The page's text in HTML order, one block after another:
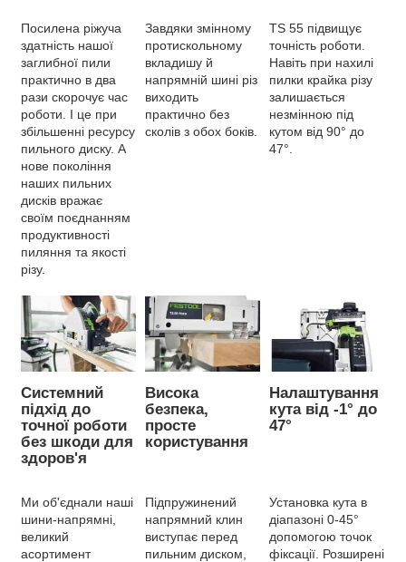
Посилена ріжуча
здатність нашої
заглибної пили
практично в два
рази скорочує час
роботи. І це при
збільшенні ресурсу
пильного диску. А
нове покоління
наших пильних
дисків вражає
своїм поєднанням
продуктивності
пиляння та якості
різу.
Завдяки змінному
протискольному
вкладишу й
напрямній шині різ
виходить
практично без
сколів з обох боків.
TS 55 підвищує
точність роботи.
Навіть при нахилі
пилки крайка різу
залишається
незмінною під
кутом від 90° до
47°.
Системний
підхід до
точної роботи
без шкоди для
здоров'я
Висока
безпека,
просте
користування
Налаштування
кута від -1° до
47°
Ми об'єднали наші
шини-напрямні,
великий
асортимент
Підпружинений
напрямний клин
виступає перед
пильним диском,
Установка кута в
діапазоні 0-45°
допомогою точок
фіксації. Розширені